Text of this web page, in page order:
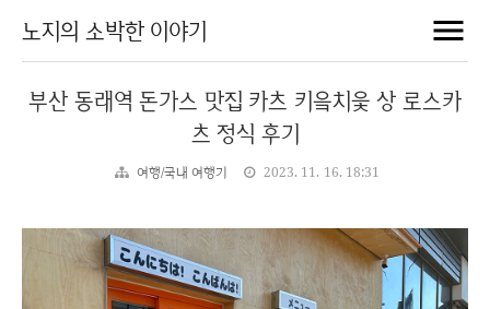
노지의 소박한 이야기
부산 동래역 돈가스 맛집 카츠 키읔치읓 상 로스카
츠 정식 후기
여행/국내 여행기 2023. 11. 16. 18:31